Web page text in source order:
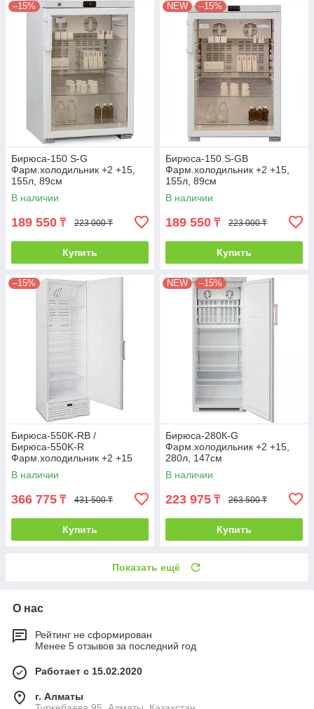
–15%
Бирюса-150 S-G
Фарм.холодильник +2 +15,
155л, 89см
В наличии
189 550 ₸ 223 000 ₸
Купить
NEW –15%
Бирюса-150 S-GB
Фарм.холодильник +2 +15,
155л, 89см
В наличии
189 550 ₸ 223 000 ₸
Купить
–15%
Бирюса-550K-RB /
Бирюса-550K-R
Фарм.холодильник +2 +15
(535л) 219.5см
В наличии
366 775 ₸ 431 500 ₸
Купить
NEW –15%
Бирюса-280К-G
Фарм.холодильник +2 +15,
280л, 147см
В наличии
223 975 ₸ 263 500 ₸
Купить
Показать ещё
О нас
Рейтинг не сформирован
Менее 5 отзывов за последний год
Работает с 15.02.2020
г. Алматы